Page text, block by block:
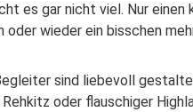
es gar nicht viel. Nur
oder wieder ein bisschen
sind liebevoll
oder flauschiger